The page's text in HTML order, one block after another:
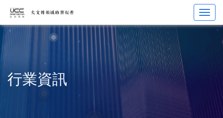
行業資訊